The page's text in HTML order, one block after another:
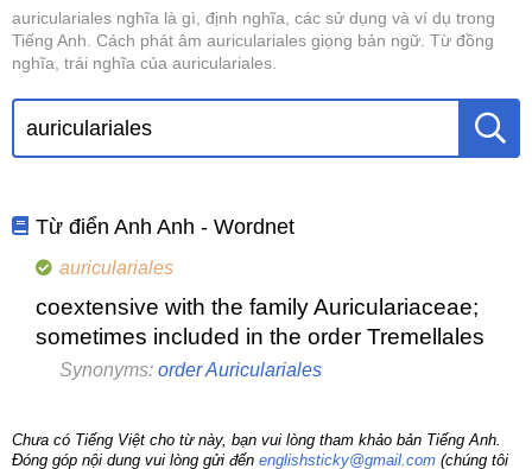
auriculariales nghĩa là gì, định nghĩa, các sử dụng và ví dụ trong
Tiếng Anh. Cách phát âm auriculariales giọng bản ngữ. Từ đồng
nghĩa, trái nghĩa của auriculariales.
Từ điển Anh Anh - Wordnet
auriculariales
coextensive with the family Auriculariaceae;
sometimes included in the order Tremellales
Synonyms: order Auriculariales
Chưa có Tiếng Việt cho từ này, bạn vui lòng tham khảo bản Tiếng Anh.
Đóng góp nội dung vui lòng gửi đến englishsticky@gmail.com (chúng tôi